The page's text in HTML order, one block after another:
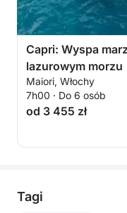
Capri: Wyspa
lazurowym morzu
Maiori, Włochy
7h00 · Do 6 osób
od 3 455 zł
Tagi